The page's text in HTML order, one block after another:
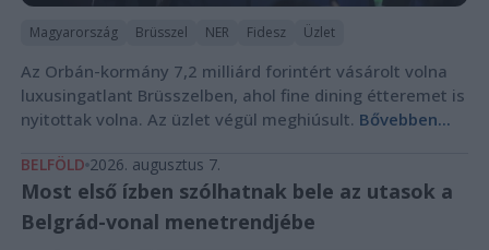
Magyarország Brüsszel NER Fidesz Üzlet
Az Orbán-kormány 7,2 milliárd forintért vásárolt volna
luxusingatlant Brüsszelben, ahol fine dining étteremet is
nyitottak volna. Az üzlet végül meghiúsult. Bővebben...
BELFÖLD 2026. augusztus 7.
Most első ízben szólhatnak bele az utasok a
Belgrád-vonal menetrendjébe